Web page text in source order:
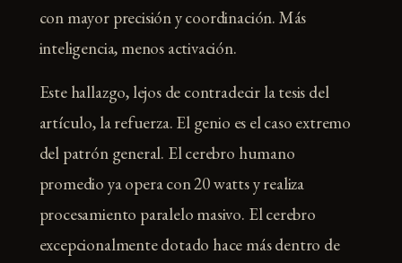
con mayor precisión y coordinación. Más
inteligencia, menos activación.
Este hallazgo, lejos de contradecir la tesis del
artículo, la refuerza. El genio es el caso extremo
del patrón general. El cerebro humano
promedio ya opera con 20 watts y realiza
procesamiento paralelo masivo. El cerebro
excepcionalmente dotado hace más dentro de